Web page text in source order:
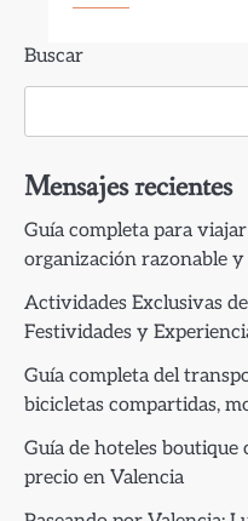
Buscar
Mensajes recientes
Guía completa para
organización razonable
Actividades Exclusivas
Festividades y
Guía completa del
bicicletas compartidas,
Guía de hoteles boutique
precio en Valencia